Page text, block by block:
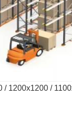
1200x1200 /